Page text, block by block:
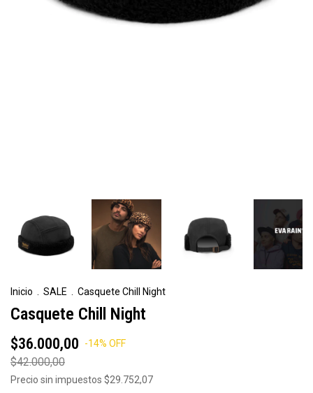
Inicio . SALE . Casquete Chill Night
Casquete Chill Night
$36.000,00 -14% OFF
$42.000,00
Precio sin impuestos $29.752,07